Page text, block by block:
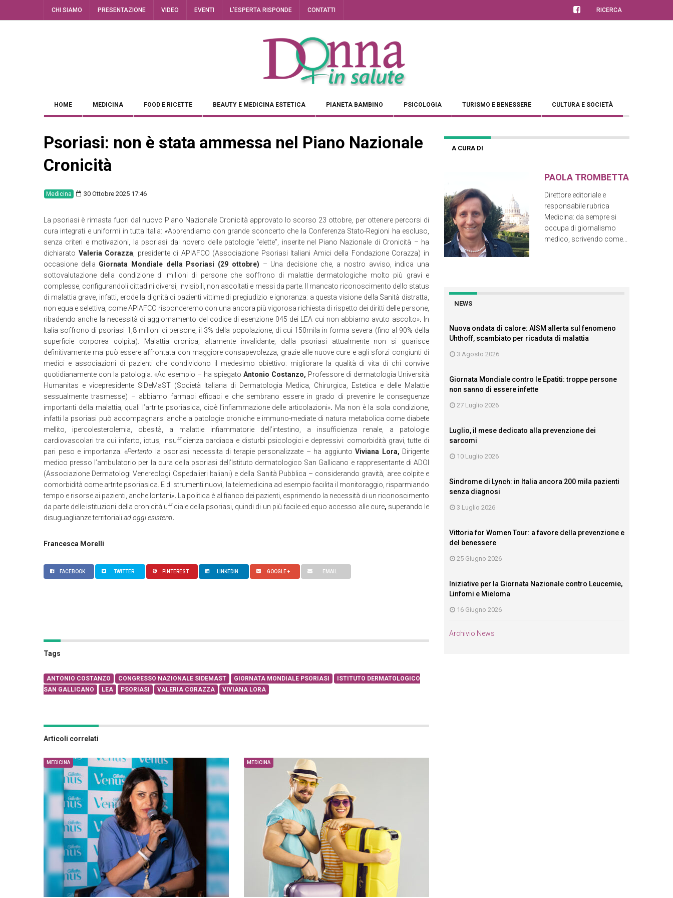
CHI SIAMO PRESENTAZIONE VIDEO EVENTI L’ESPERTA RISPONDE CONTATTI RICERCA
HOME MEDICINA FOOD E RICETTE BEAUTY E MEDICINA ESTETICA PIANETA BAMBINO PSICOLOGIA TURISMO E BENESSERE CULTURA E SOCIETÀ
Psoriasi: non è stata ammessa nel Piano Nazionale
Cronicità
Medicina 30 Ottobre 2025 17:46
La psoriasi è rimasta fuori dal nuovo Piano Nazionale Cronicità approvato lo scorso 23 ottobre, per ottenere percorsi di
cura integrati e uniformi in tutta Italia: «Apprendiamo con grande sconcerto che la Conferenza Stato-Regioni ha escluso,
senza criteri e motivazioni, la psoriasi dal novero delle patologie “elette”, inserite nel Piano Nazionale di Cronicità – ha
dichiarato Valeria Corazza , presidente di APIAFCO (Associazione Psoriasi Italiani Amici della Fondazione Corazza) in
occasione della Giornata Mondiale della Psoriasi (29 ottobre) – Una decisione che, a nostro avviso, indica una
sottovalutazione della condizione di milioni di persone che soffrono di malattie dermatologiche molto più gravi e
complesse, configurandoli cittadini diversi, invisibili, non ascoltati e messi da parte. Il mancato riconoscimento dello status
di malattia grave, infatti, erode la dignità di pazienti vittime di pregiudizio e ignoranza: a questa visione della Sanità distratta,
non equa e selettiva, come APIAFCO risponderemo con una ancora più vigorosa richiesta di rispetto dei diritti delle persone,
ribadendo anche la necessità di aggiornamento del codice di esenzione 045 dei LEA cui non abbiamo avuto ascolto». In
Italia soffrono di psoriasi 1,8 milioni di persone, il 3% della popolazione, di cui 150mila in forma severa (fino al 90% della
superficie corporea colpita). Malattia cronica, altamente invalidante, dalla psoriasi attualmente non si guarisce
definitivamente ma può essere affrontata con maggiore consapevolezza, grazie alle nuove cure e agli sforzi congiunti di
medici e associazioni di pazienti che condividono il medesimo obiettivo: migliorare la qualità di vita di chi convive
quotidianamente con la patologia. «Ad esempio – ha spiegato Antonio Costanzo, Professore di dermatologia Università
Humanitas e vicepresidente SIDeMaST (Società Italiana di Dermatologia Medica, Chirurgica, Estetica e delle Malattie
sessualmente trasmesse) – abbiamo farmaci efficaci e che sembrano essere in grado di prevenire le conseguenze
importanti della malattia, quali l’artrite psoriasica, cioè l’infiammazione delle articolazioni». Ma non è la sola condizione,
infatti la psoriasi può accompagnarsi anche a patologie croniche e immuno-mediate di natura metabolica come diabete
mellito, ipercolesterolemia, obesità, a malattie infiammatorie dell’intestino, a insufficienza renale, a patologie
cardiovascolari tra cui infarto, ictus, insufficienza cardiaca e disturbi psicologici e depressivi: comorbidità gravi, tutte di
pari peso e importanza. «Pertanto la psoriasi necessita di terapie personalizzate – ha aggiunto Viviana Lora, Dirigente
medico presso l’ambulatorio per la cura della psoriasi dell’Istituto dermatologico San Gallicano e rappresentante di ADOI
(Associazione Dermatologi Venereologi Ospedalieri Italiani) e della Sanità Pubblica – considerando gravità, aree colpite e
comorbidità come artrite psoriasica. E di strumenti nuovi, la telemedicina ad esempio facilita il monitoraggio, risparmiando
tempo e risorse ai pazienti, anche lontani».
La politica è al fianco dei pazienti, esprimendo la necessità di un riconoscimento
da parte delle istituzioni della cronicità ufficiale della psoriasi, quindi di un più facile ed equo accesso alle cure, superando le
disuguaglianze territoriali ad oggi esistenti.
Francesca Morelli
FACEBOOK TWITTER PINTEREST LINKEDIN GOOGLE + EMAIL
Tags
ANTONIO COSTANZO CONGRESSO NAZIONALE SIDEMAST GIORNATA MONDIALE PSORIASI
ISTITUTO DERMATOLOGICO
SAN GALLICANO
LEA PSORIASI VALERIA CORAZZA VIVIANA LORA
Articoli correlati
MEDICINA MEDICINA
A CURA DI
PAOLA TROMBETTA
Direttore editoriale e
responsabile rubrica
Medicina: da sempre si
occupa di giornalismo
medico, scrivendo come...
NEWS
Nuova ondata di calore: AISM allerta sul fenomeno
Uhthoff, scambiato per ricaduta di malattia
3 Agosto 2026
Giornata Mondiale contro le Epatiti: troppe persone
non sanno di essere infette
27 Luglio 2026
Luglio, il mese dedicato alla prevenzione dei
sarcomi
10 Luglio 2026
Sindrome di Lynch: in Italia ancora 200 mila pazienti
senza diagnosi
3 Luglio 2026
Vittoria for Women Tour: a favore della prevenzione e
del benessere
25 Giugno 2026
Iniziative per la Giornata Nazionale contro Leucemie,
Linfomi e Mieloma
16 Giugno 2026
Archivio News